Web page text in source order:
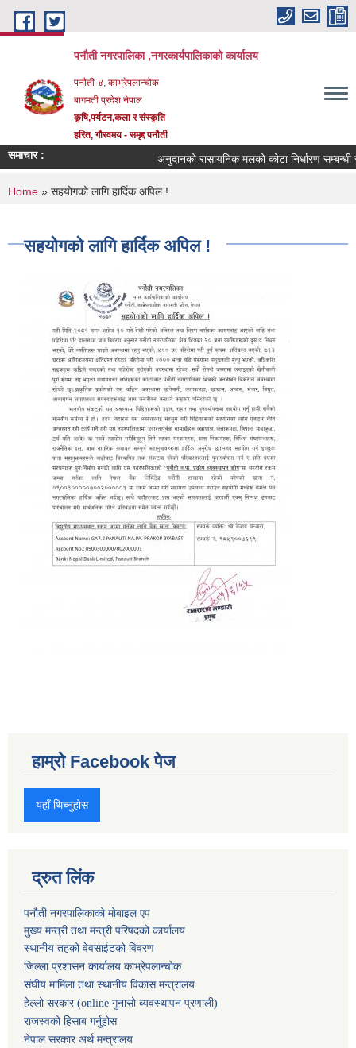
Skip to main content
पनौती नगरपालिका ,नगरकार्यपालिकाको कार्यालय
पनौती-४, काभ्रेपलान्चोक
बागमती प्रदेश नेपाल
कृषि,पर्यटन,कला र संस्कृति
हरित, गौरवमय - समृद्द पनौती
समाचार : अनुदानको रासायनिक मलको कोटा निर्धारण सम्बन्धी
You are here
Home » सहयोगको लागि हार्दिक अपिल !
सहयोगको लागि हार्दिक अपिल !
हाम्रो Facebook पेज
यहाँ थिच्नुहोस
द्रुत लिंक
पनौती नगरपालिकाको मोबाइल एप
मुख्य मन्त्री तथा मन्त्री परिषदको कार्यालय
स्थानीय तहको वेवसाईटको विवरण
जिल्ला प्रशासन कार्यालय काभ्रेपलान्चोक
संघीय मामिला तथा स्थानीय विकास मन्त्रालय
हेल्लो सरकार (online गुनासो ब्यवस्थापन प्रणाली)
राजस्वको हिसाब गर्नुहोस
नेपाल सरकार अर्थ मन्त्रालय